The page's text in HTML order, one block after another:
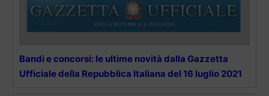
Bandi e concorsi: le ultime novità dalla Gazzetta
Ufficiale della Repubblica Italiana del 16 luglio 2021